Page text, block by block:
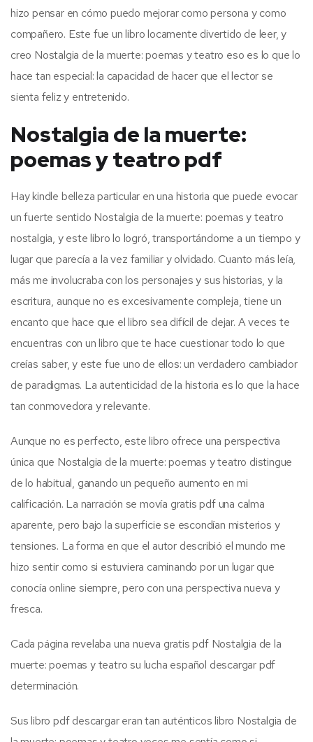
hizo pensar en cómo puedo mejorar como persona y como
compañero. Este fue un libro locamente divertido de leer, y
creo Nostalgia de la muerte: poemas y teatro eso es lo que lo
hace tan especial: la capacidad de hacer que el lector se
sienta feliz y entretenido.
Nostalgia de la muerte:
poemas y teatro pdf
Hay kindle belleza particular en una historia que puede evocar
un fuerte sentido Nostalgia de la muerte: poemas y teatro
nostalgia, y este libro lo logró, transportándome a un tiempo y
lugar que parecía a la vez familiar y olvidado. Cuanto más leía,
más me involucraba con los personajes y sus historias, y la
escritura, aunque no es excesivamente compleja, tiene un
encanto que hace que el libro sea difícil de dejar. A veces te
encuentras con un libro que te hace cuestionar todo lo que
creías saber, y este fue uno de ellos: un verdadero cambiador
de paradigmas. La autenticidad de la historia es lo que la hace
tan conmovedora y relevante.
Aunque no es perfecto, este libro ofrece una perspectiva
única que Nostalgia de la muerte: poemas y teatro distingue
de lo habitual, ganando un pequeño aumento en mi
calificación. La narración se movía gratis pdf una calma
aparente, pero bajo la superficie se escondían misterios y
tensiones. La forma en que el autor describió el mundo me
hizo sentir como si estuviera caminando por un lugar que
conocía online siempre, pero con una perspectiva nueva y
fresca.
Cada página revelaba una nueva gratis pdf Nostalgia de la
muerte: poemas y teatro su lucha español descargar pdf
determinación.
Sus libro pdf descargar eran tan auténticos libro Nostalgia de